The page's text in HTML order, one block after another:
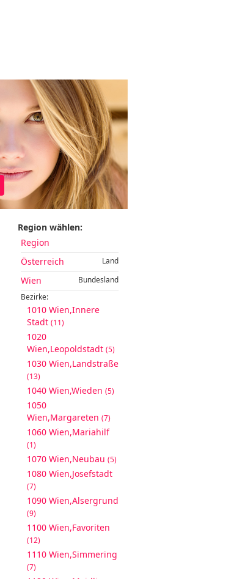
Region wählen:
Region
Land
Österreich
Bundesland
Wien
Bezirke:
1010 Wien,Innere
Stadt (11)
1020
Wien,Leopoldstadt (5)
1030 Wien,Landstraße
(13)
1040 Wien,Wieden (5)
1050
Wien,Margareten (7)
1060 Wien,Mariahilf
(1)
1070 Wien,Neubau (5)
1080 Wien,Josefstadt
(7)
1090 Wien,Alsergrund
(9)
1100 Wien,Favoriten
(12)
1110 Wien,Simmering
(7)